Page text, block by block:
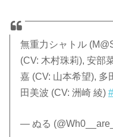
無重力シャトル
(CV: 木村珠莉), 安部
嘉 (CV: 山本希望), 多
田美波 (CV: 洲崎 綾)
— ぬる